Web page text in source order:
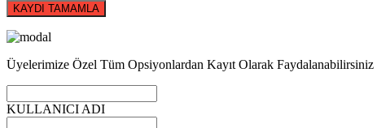
KAYDI TAMAMLA
Üyelerimize Özel Tüm Opsiyonlardan Kayıt Olarak Faydalanabilirsiniz
KULLANICI ADI